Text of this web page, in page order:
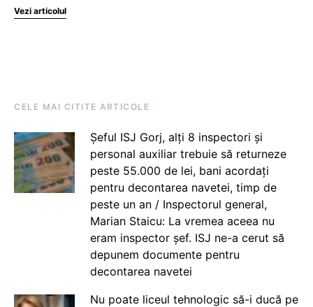
Vezi articolul
CELE MAI CITITE ARTICOLE
Șeful ISJ Gorj, alți 8 inspectori și
personal auxiliar trebuie să returneze
peste 55.000 de lei, bani acordați
pentru decontarea navetei, timp de
peste un an / Inspectorul general,
Marian Staicu: La vremea aceea nu
eram inspector șef. ISJ ne-a cerut să
depunem documente pentru
decontarea navetei
Nu poate liceul tehnologic să-i ducă pe